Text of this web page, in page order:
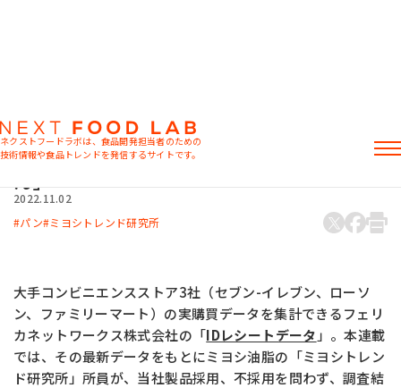
ネクストフードラボは、食品開発担当者のための
技術情報や食品トレンドを発信するサイトです。
おすすめキーワード
記事
製品情報
ミヨシトレンド研究所 レシートデータでコ
ンビニ商品を徹底分析「宮崎名物じゃりぱ
ん」
2022.11.02
パン ミヨシトレンド研究所
大手コンビニエンスストア3社（セブン-イレブン、ローソ
ン、ファミリーマート）の実購買データを集計できるフェリ
カネットワークス株式会社の「IDレシートデータ 」。本連載
では、その最新データをもとにミヨシ油脂の「ミヨシトレン
ド研究所」所員が、当社製品採用、不採用を問わず、調査結